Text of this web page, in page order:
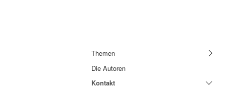
Themen
Die Autoren
Kontakt